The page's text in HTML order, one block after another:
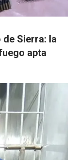
Sierra: la
apta